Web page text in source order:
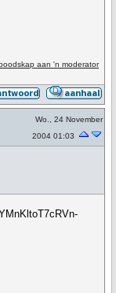
aan 'n moderator
Wo., 24 November
2004 01:03